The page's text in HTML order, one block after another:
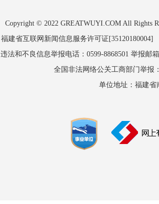
Copyright © 2022 GREATWUYI.COM All Rights
福建省互联网新闻信息服务许可证
违法和不良信息举报电话：0599-8868501 举报邮
全国非法网络公关工商部门举报
单位地址：福建省